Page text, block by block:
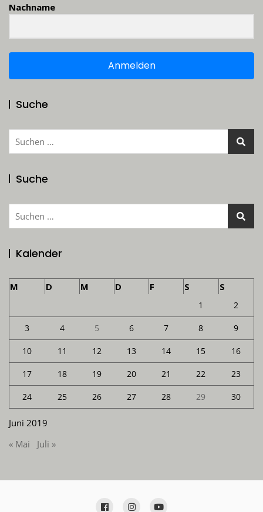
Nachname
Anmelden
Suche
Suchen
Suche
Suchen
Kalender
Juni 2019
M D M D F S S
1 2
3 4 5 6 7 8 9
10 11 12 13 14 15 16
17 18 19 20 21 22 23
24 25 26 27 28 29 30
« Mai Juli »